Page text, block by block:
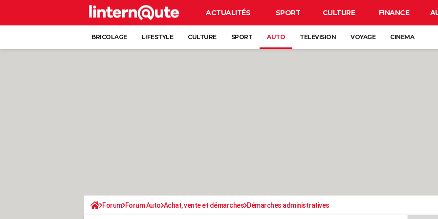
ACTUALITÉS SPORT CULTURE FINANCE
BRICOLAGE LIFESTYLE CULTURE SPORT AUTO TELEVISION VOYAGE CINEMA
Forum Forum Auto Achat, vente et démarches Démarches administratives